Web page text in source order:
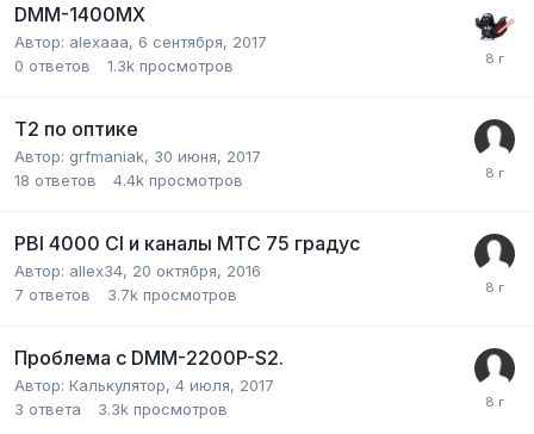
DMM-1400MX
Автор: alexaaa, 6 сентября, 2017
0 ответов 1.3k просмотров
T2 по оптике
Автор: grfmaniak, 30 июня, 2017
18 ответов 4.4k просмотров
PBI 4000 CI и каналы МТС 75 градус
Автор: allex34, 20 октября, 2016
7 ответов 3.7k просмотров
Проблема с DMM-2200P-S2.
Автор: Калькулятор, 4 июля, 2017
3 ответа 3.3k просмотров